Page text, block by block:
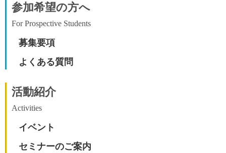
参加希望の方へ
For Prospective Students
募集要項
よくある質問
活動紹介
Activities
イベント
セミナーのご案内